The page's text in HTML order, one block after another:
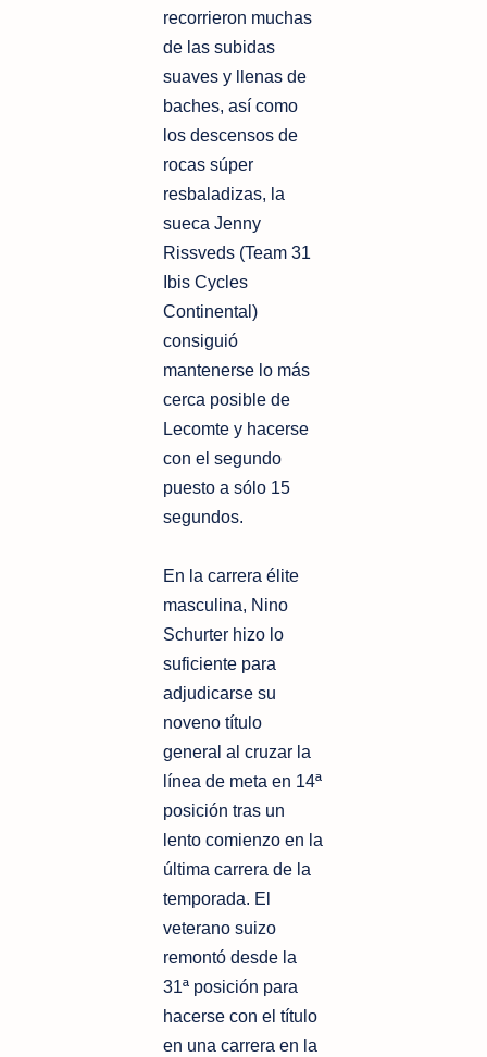
recorrieron muchas
de las subidas
suaves y llenas de
baches, así como
los descensos de
rocas súper
resbaladizas, la
sueca Jenny
Rissveds (Team 31
Ibis Cycles
Continental)
consiguió
mantenerse lo más
cerca posible de
Lecomte y hacerse
con el segundo
puesto a sólo 15
segundos.
En la carrera élite
masculina, Nino
Schurter hizo lo
suficiente para
adjudicarse su
noveno título
general al cruzar la
línea de meta en 14ª
posición tras un
lento comienzo en la
última carrera de la
temporada. El
veterano suizo
remontó desde la
31ª posición para
hacerse con el título
en una carrera en la